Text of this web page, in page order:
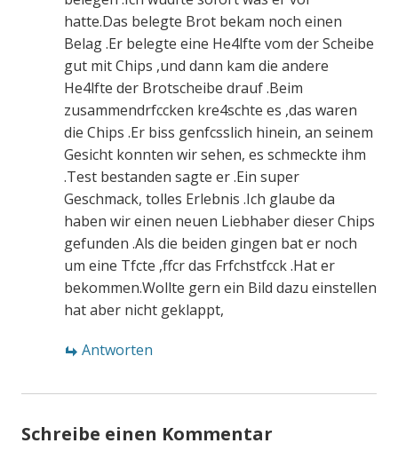
hatte.Das belegte Brot bekam noch einen
Belag .Er belegte eine He4lfte vom der Scheibe
gut mit Chips ,und dann kam die andere
He4lfte der Brotscheibe drauf .Beim
zusammendrfccken kre4schte es ,das waren
die Chips .Er biss genfcsslich hinein, an seinem
Gesicht konnten wir sehen, es schmeckte ihm
.Test bestanden sagte er .Ein super
Geschmack, tolles Erlebnis .Ich glaube da
haben wir einen neuen Liebhaber dieser Chips
gefunden .Als die beiden gingen bat er noch
um eine Tfcte ,ffcr das Frfchstfcck .Hat er
bekommen.Wollte gern ein Bild dazu einstellen
hat aber nicht geklappt,
Antworten
Schreibe einen Kommentar